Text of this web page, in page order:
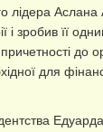
лідера
зробив її
до
для